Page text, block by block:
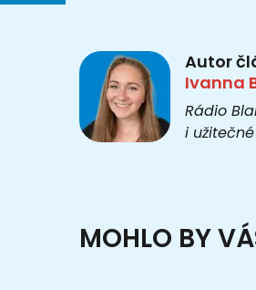
Autor
Ivanna
Rádio
i
MOHLO BY